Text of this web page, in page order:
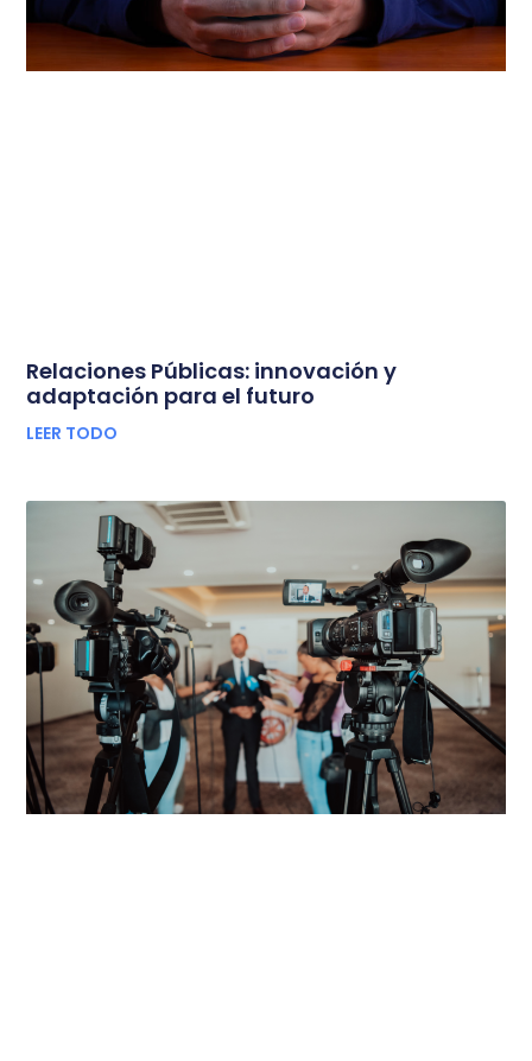
Relaciones Públicas: innovación y
adaptación para el futuro
LEER TODO